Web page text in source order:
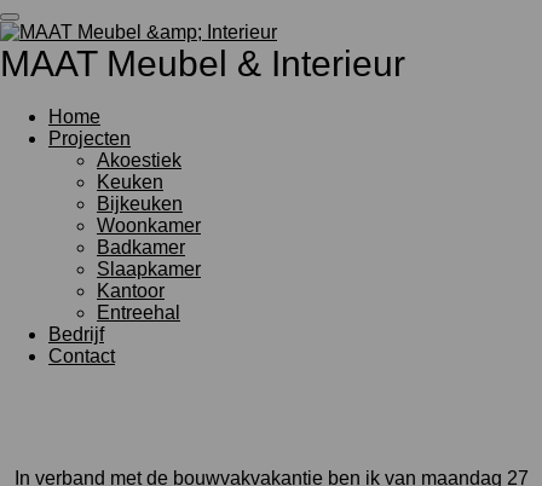
Ga
direct
naar
hoofdinhoud
MAAT Meubel & Interieur
Home
Projecten
Akoestiek
Keuken
Bijkeuken
Woonkamer
Badkamer
Slaapkamer
Kantoor
Entreehal
Bedrijf
Contact
In verband met de bouwvakvakantie ben ik van maandag 27